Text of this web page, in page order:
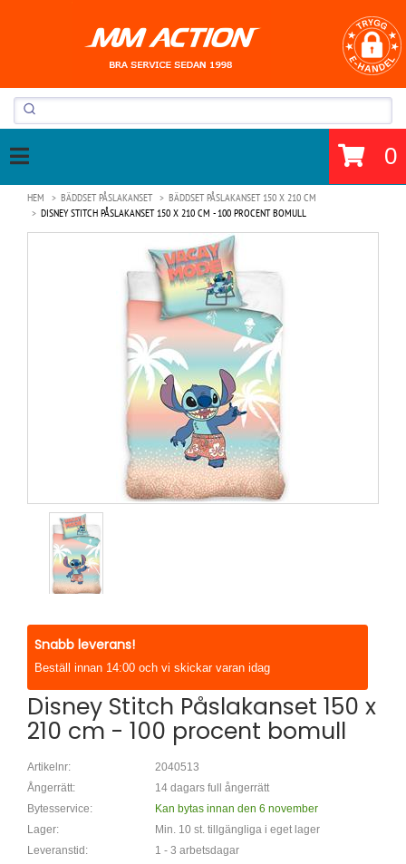
0
HEM BÄDDSET PÅSLAKANSET
BÄDDSET PÅSLAKANSET 150 X 210 CM
DISNEY STITCH PÅSLAKANSET 150 X 210 CM - 100 PROCENT BOMULL
Snabb leverans!
Beställ innan 14:00 och vi skickar varan idag
Disney Stitch Påslakanset 150 x
210 cm - 100 procent bomull
Artikelnr:
2040513
Ångerrätt:
14 dagars full ångerrätt
Bytesservice:
Kan bytas innan den 6 november
Lager:
Min. 10 st. tillgängliga i eget lager
Leveranstid:
1 - 3 arbetsdagar